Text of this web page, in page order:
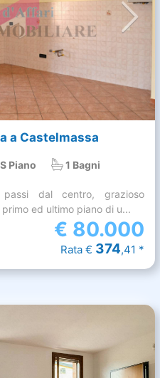
a Castelmassa
Piano 1 Bagni
dal centro, grazioso
ed ultimo piano di u...
€ 80.000
Rata € 374,41 *